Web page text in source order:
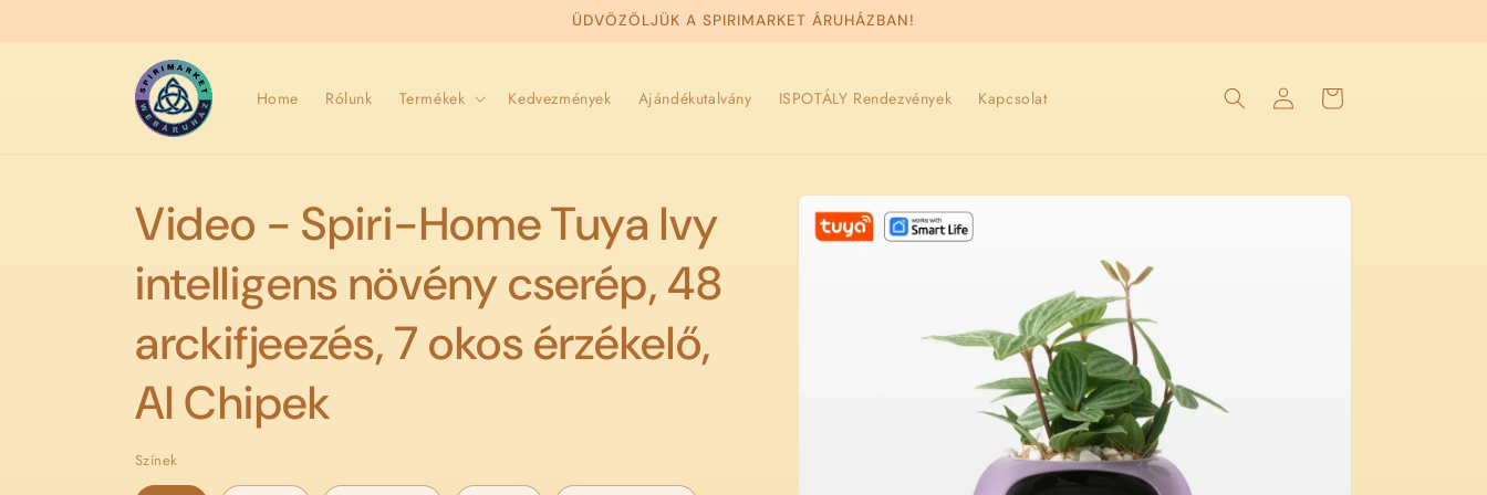
ÜDVÖZÖLJÜK A SPIRIMARKET ÁRUHÁZBAN!
Home Rólunk Termékek Kedvezmények Ajándékutalvány ISPOTÁLY Rendezvények Kapcsolat BejelentkezésKosár
Kihagyás, és
ugrás a
termékadatokra
Video - Spiri-Home Tuya Ivy
intelligens növény cserép, 48
arckifjeezés, 7 okos érzékelő,
AI Chipek
Színek